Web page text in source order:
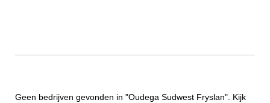
Geen bedrijven gevonden in "Oudega Sudwest Fryslan". Kijk